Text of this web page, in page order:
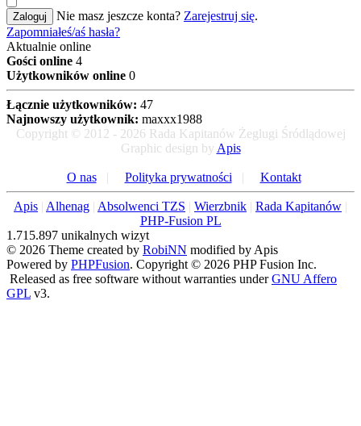
Zaloguj Nie masz jeszcze konta? Zarejestruj się.
Zapomniałeś/aś hasła?
Aktualnie online
Gości online 4
Użytkowników online 0
Łącznie użytkowników: 47
Najnowszy użytkownik: maxxx1988
Copyright © 2012 - 2026 Rada Kapitanów Żeglugi Śródlądowej
Graphic design by Apis
O nas| Polityka prywatności | Kontakt
Apis | Alhenag | Absolwenci TZS | Wierzbnik | Rada Kapitanów |
PHP-Fusion PL
1.715.897 unikalnych wizyt
© 2026 Theme created by RobiNN modified by Apis
Powered by PHPFusion. Copyright © 2026 PHP Fusion Inc.
Released as free software without warranties underGNU Affero
GPL v3.